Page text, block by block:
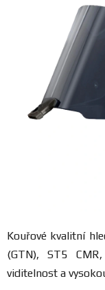
FANOUŠCI
Profil
firmy
Blog
Ceníky
Kouřové kvalitní
(GTN), ST5
viditelnost a